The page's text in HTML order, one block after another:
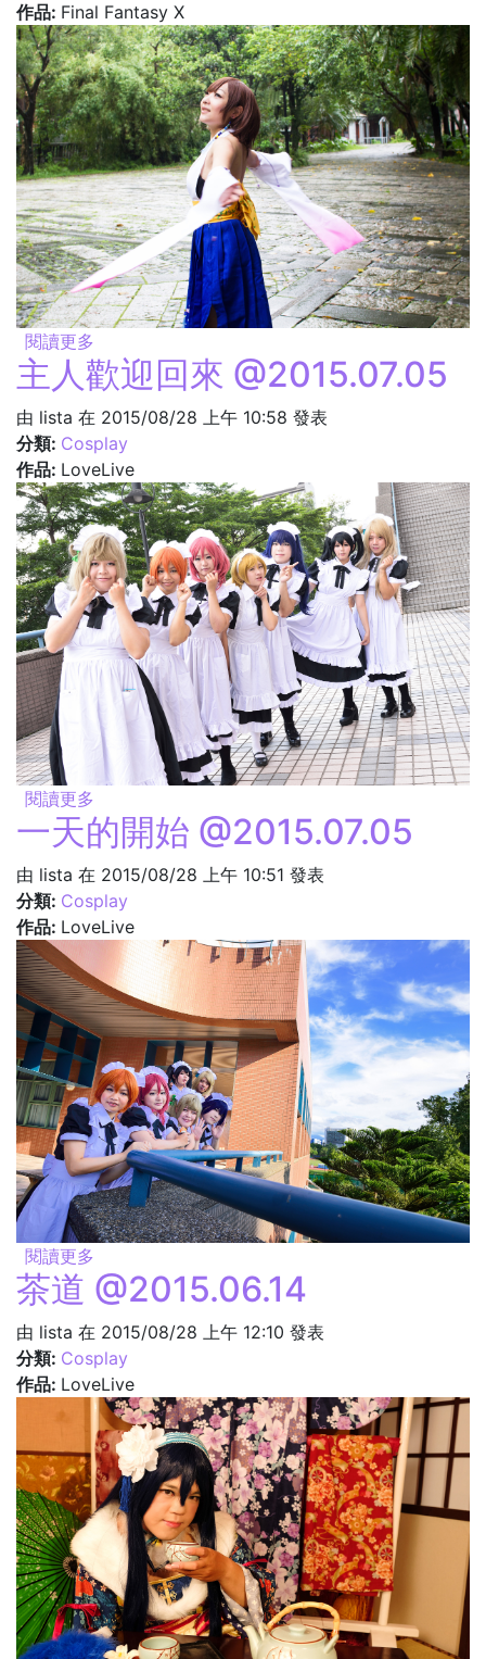
作品: Final Fantasy X
閱讀更多
主人歡迎回來 @2015.07.05
由 lista 在 2015/08/28 上午 10:58 發表
分類: Cosplay
作品: LoveLive
閱讀更多
一天的開始 @2015.07.05
由 lista 在 2015/08/28 上午 10:51 發表
分類: Cosplay
作品: LoveLive
閱讀更多
茶道 @2015.06.14
由 lista 在 2015/08/28 上午 12:10 發表
分類: Cosplay
作品: LoveLive